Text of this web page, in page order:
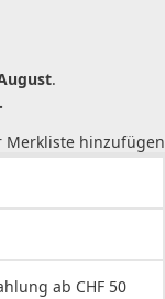
.
Merkliste hinzufügen
ab CHF 50